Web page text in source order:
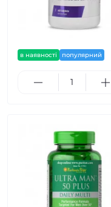
в наявності популярний